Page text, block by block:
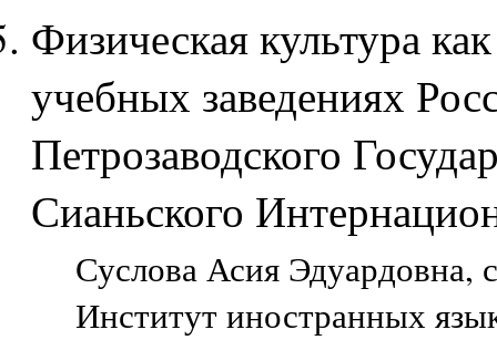
Физическая культура
учебных заведениях
Петрозаводского
Сианьского
Суслова Асия Эдуардовна,
Институт иностранных